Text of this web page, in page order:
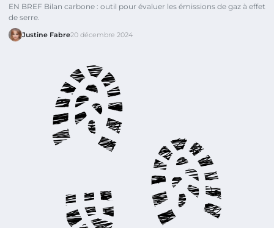
EN BREF Bilan carbone : outil pour évaluer les émissions de gaz à effet
de serre.
Justine Fabre20 décembre 2024